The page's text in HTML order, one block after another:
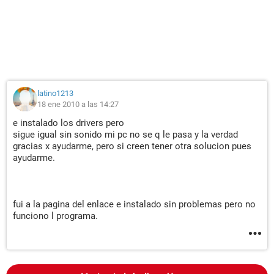
Dispositivos de entrada:
Teclado Dispositivo de teclado HID
Ratón Mouse compatible con HID
Red:
Tarjeta de Red Adaptador Fast Ethernet SiS 900-Based PCI
(192.168.1.33)
Impresora Microsoft XPS Document Writer
Controlador USB1 SiS 7001 PCI-USB Open Host Controller
Controlador USB1 SiS 7001 PCI-USB Open Host Controller
Dispositivos USB Dispositivo de interfaz humana USB
latino1213
18 ene 2010 a las 14:27
e instalado los drivers pero
sigue igual sin sonido mi pc no se q le pasa y la verdad
gracias x ayudarme, pero si creen tener otra solucion pues
ayudarme.
fui a la pagina del enlace e instalado sin problemas pero no
funciono l programa.